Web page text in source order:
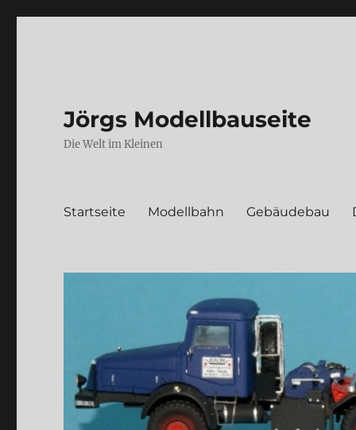
Jörgs Modellbauseite
Die Welt im Kleinen
Startseite Modellbahn Gebäudebau